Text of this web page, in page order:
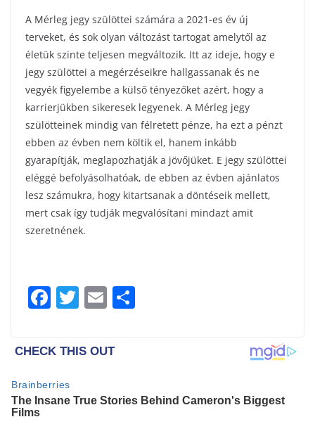
A Mérleg jegy szülöttei számára a 2021-es év új
terveket, és sok olyan változást tartogat amelytől az
életük szinte teljesen megváltozik. Itt az ideje, hogy e
jegy szülöttei a megérzéseikre hallgassanak és ne
vegyék figyelembe a külső tényezőket azért, hogy a
karrierjükben sikeresek legyenek. A Mérleg jegy
szülötteinek mindig van félretett pénze, ha ezt a pénzt
ebben az évben nem költik el, hanem inkább
gyarapítják, meglapozhatják a jövőjüket. E jegy szülöttei
eléggé befolyásolhatóak, de ebben az évben ajánlatos
lesz számukra, hogy kitartsanak a döntéseik mellett,
mert csak így tudják megvalósítani mindazt amit
szeretnének.
F
c
e
b
o
T
itt
er
E
ai
l